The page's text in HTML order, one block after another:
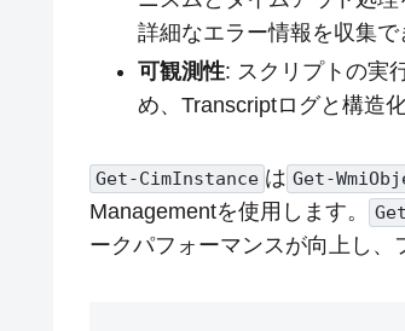
詳細なエラー情報を収集で
可観測性: スクリプトの実
め、Transcriptログと構造
Get-CimInstance は Get-
Managementを使用します。
ークパフォーマンスが向上し、